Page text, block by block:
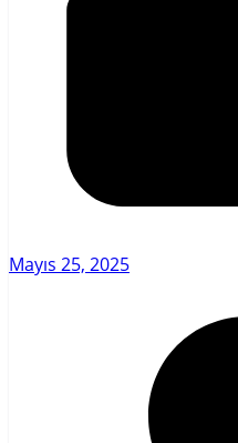
Mayıs 25, 2025